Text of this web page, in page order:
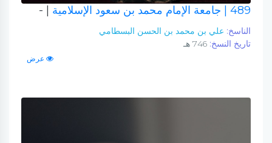
489 | جامعة الإمام محمد بن سعود الإسلامية | -
الناسخ: علي بن محمد بن الحسن البسطامي
تاريخ النسخ:
عرض